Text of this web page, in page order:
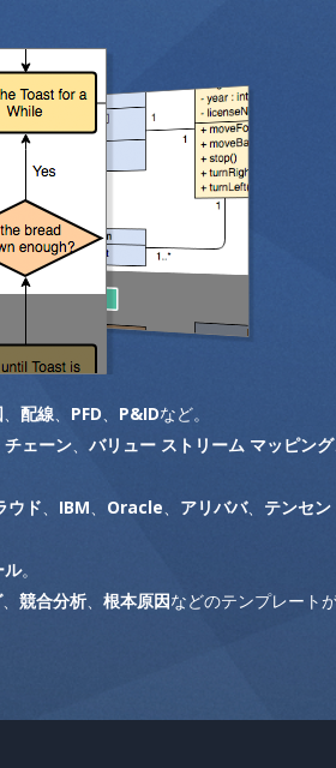
、 配線、 PFD、 P&IDなど。
ェーン、 バリュー ストリーム マッピング
ウド、 IBM、 Oracle、 アリババ、 テンセン
ル。
、 競合分析、 根本原因などのテンプレート